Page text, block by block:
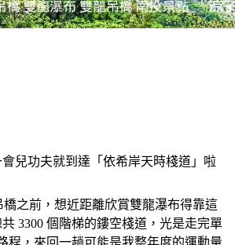
兒功夫就到達「依希岸天時棧道」啦
橋之前，想近距離欣賞雙龍瀑布得靠這
3300 個階梯的鏤空棧道，光是走完單